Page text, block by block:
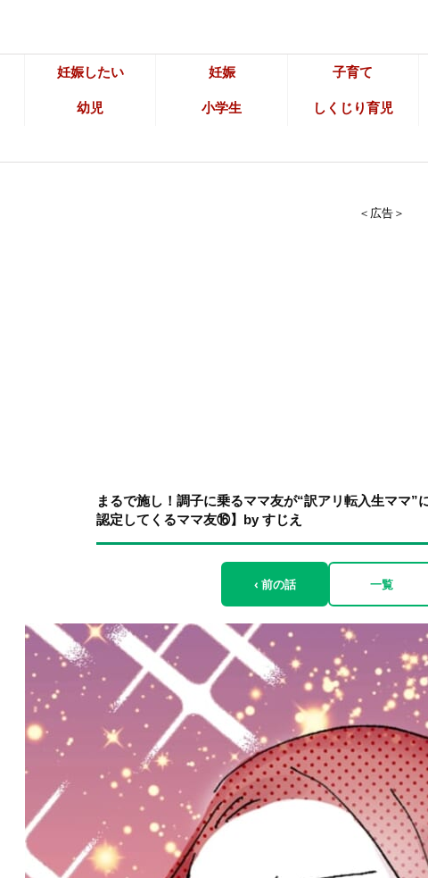
妊娠したい 妊娠 子育て
幼児 小学生 しくじり育児
＜広告＞
まるで施し！調子に乗るママ友が“訳アリ転入生ママ”
認定してくるママ友⑯】by すじえ
‹ 前の話 一覧